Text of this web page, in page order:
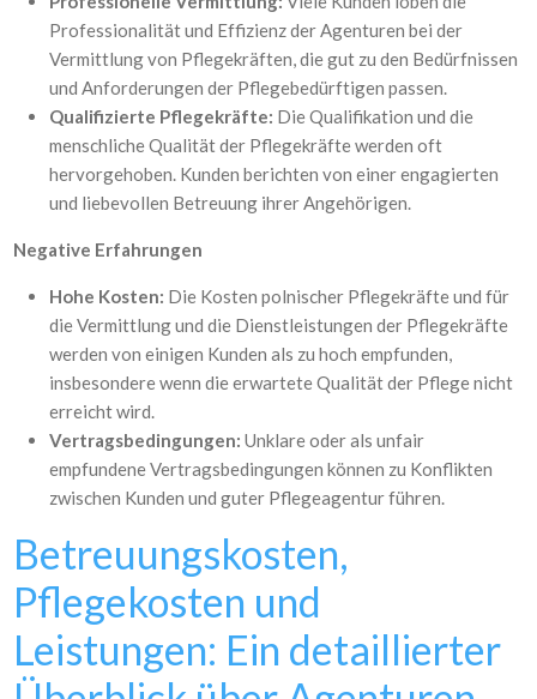
Professionalität und Effizienz der Agenturen bei der
Vermittlung von Pflegekräften, die gut zu den Bedürfnissen
und Anforderungen der Pflegebedürftigen passen.
Qualifizierte Pflegekräfte: Die Qualifikation und die
menschliche Qualität der Pflegekräfte werden oft
hervorgehoben. Kunden berichten von einer engagierten
und liebevollen Betreuung ihrer Angehörigen.
Negative Erfahrungen
Hohe Kosten: Die Kosten polnischer Pflegekräfte und für
die Vermittlung und die Dienstleistungen der Pflegekräfte
werden von einigen Kunden als zu hoch empfunden,
insbesondere wenn die erwartete Qualität der Pflege nicht
erreicht wird.
Vertragsbedingungen: Unklare oder als unfair
empfundene Vertragsbedingungen können zu Konflikten
zwischen Kunden und guter Pflegeagentur führen.
Betreuungskosten,
Pflegekosten und
Leistungen: Ein detaillierter